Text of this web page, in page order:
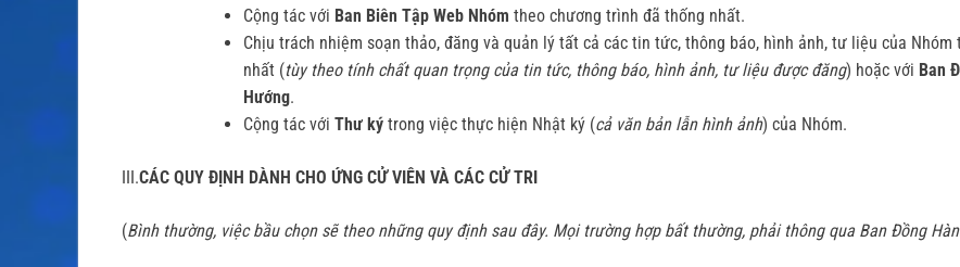
Cộng tác với Ban Biên Tập Web Nhóm theo chương trình đã thống nhất.
Chịu trách nhiệm soạn thảo, đăng và quản lý tất cả các tin tức, thông báo, hình ảnh, tư liệu của
nhất (tùy theo tính chất quan trọng của tin tức, thông báo, hình ảnh, tư liệu được đăng) hoặc với Ban
Hướng.
Cộng tác với Thư ký trong việc thực hiện Nhật ký (cả văn bản lẫn hình ảnh) của Nhóm.
III.CÁC QUY ĐỊNH DÀNH CHO ỨNG CỬ VIÊN VÀ CÁC CỬ TRI
(Bình thường, việc bầu chọn sẽ theo những quy định sau đây. Mọi trường hợp bất thường, phải thông qua Ban Đồng